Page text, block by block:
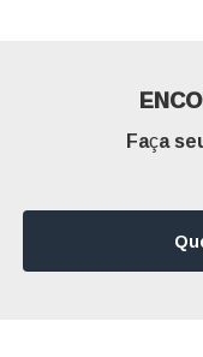
Faça